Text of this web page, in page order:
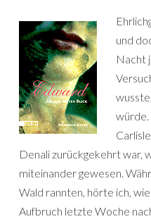
und
Nacht
würde.
Denali zurückgekehrt war,
miteinander gewesen.
Wald rannten, hörte ich,
Aufbruch letzte Woche